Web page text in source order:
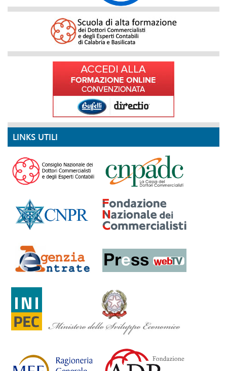
LINKS UTILI